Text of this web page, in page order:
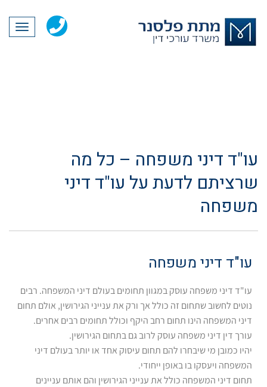
עו"ד דיני משפחה – כל מה
שרציתם לדעת על עו"ד דיני
משפחה
עו"ד דיני משפחה
עו"ד דיני משפחה עוסק במגוון תחומים בעולם דיני המשפחה. רבים
נוטים לחשוב שתחום זה כולל אך ורק את ענייני הגירושין, אולם תחום
דיני המשפחה הינו תחום רחב היקף וכולל תחומים רבים אחרים.
עורך דין דיני משפחה עוסק לרוב גם בתחום הגירושין.
יהיו כמובן מי שיבחרו להם תחום עיסוק אחד או יותר בעולם דיני
המשפחה ויעסקו בו באופן ייחודי.
תחום דיני המשפחה כולל את ענייני הגירושין והם אותם עניינים